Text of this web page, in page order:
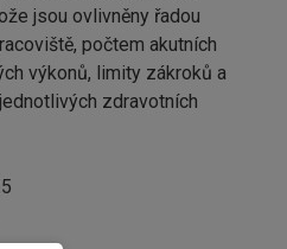
jsou ovlivněny řadou
počtem akutních
výkonů, limity zákroků a
zdravotních